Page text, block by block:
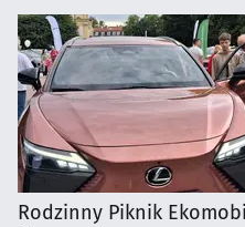
Rodzinny Piknik